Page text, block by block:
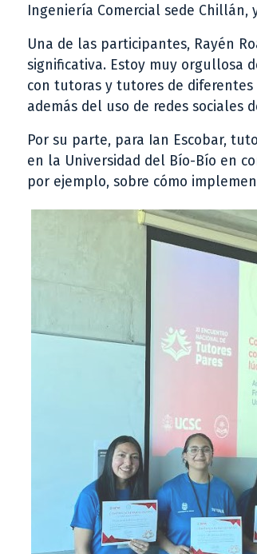
Ingeniería Comercial sede
Una de las participantes, Rayén
significativa. Estoy muy orgullosa
con tutoras y tutores de
además del uso de redes sociales
Por su parte, para Ian Escobar,
en la Universidad del Bío-Bío en
por ejemplo, sobre cómo